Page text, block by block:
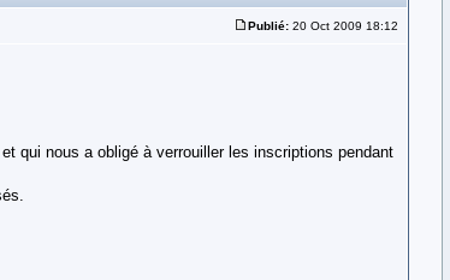
Publié: 20 Oct 2009 18:12
qui nous a obligé à verrouiller les inscriptions pendant